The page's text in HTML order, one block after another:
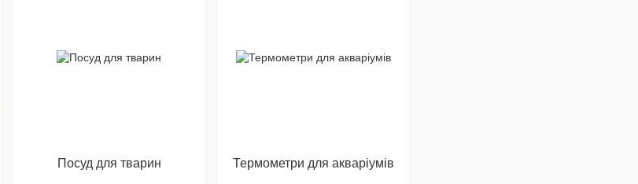
Посуд для тварин Термометри для акваріумів